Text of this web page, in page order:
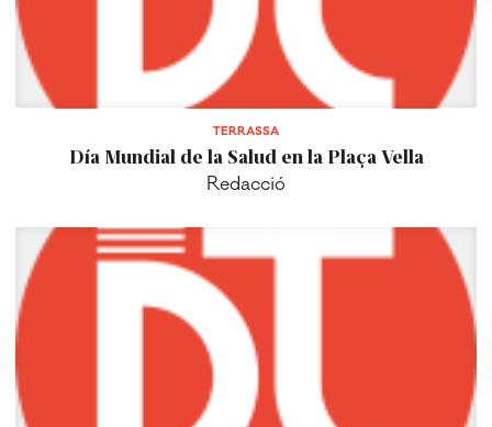
TERRASSA
Día Mundial de la Salud en la Plaça Vella
Redacció